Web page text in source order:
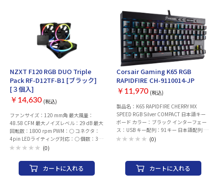
ットワーク 有線LAN：2.5 ギガビット LAN
ワイヤレス：非搭載 Bluetooth：非搭載
USBインターフェース リア ・USB Type-C
ポート ×1 ・USB3.0 Aポート ×3 ・
USB2.0 Aポート ×2 フロント(内部コネク
ヘッダー ×1 ・USB2.0 ヘッダー ×2 映像
出力(CPUグラフィック内蔵の場合) ・
DisplayPort ×1 ・HDMI ×1 オーディオ：
Realtek ALC897 7.1 チャンネル HD オーデ
ィオコーデック LED：Polychrome RGB 付
属品 ・ユーザーマニュアル/クイックスタ
ートガイド ・SATAケーブル ×2 ・WIFIア
ンテナ ×なし メーカー名：ASRock(アス
ロック) ※CPUによって拡張スロット動作
モード/メモリ仕様など異なる場合がござ
います。詳細につきましてはメーカーサポ
ートページをご確認ください。 ※CPUの
世代など、組み合わせによっては
BIOS/UEFIアップデートが必要になる場合
(11-inch), iPad Pro (12.9-inch 第2世代),
iPad Pro (10.5-inch), iPad Pro (12.9-inch),
iPad Pro (9.7-inch) ・Android機種はアプ
リ非対応 ・色がある場合、モニターの発
色の具合によって実際のものと色が異なる
場合があります。 Piconizer4各色・各容量
はこちら
NZXT F120 RGB DUO Triple
Pack RF-D12TF-B1 [ブラック]
[３個入]
￥14,630 (税込)
ファンサイズ：120 mm角 最大風量：
48.58 CFM 最大ノイズレベル：29 dB 最大
回転数：1800 rpm PWM：○ コネクタ：
4pin LEDライティング対応：○ 個数：3
個 幅x高さx厚さ：120x120x25 mm
(0)
カートに入れる
Corsair Gaming K65 RGB
RAPIDFIRE CH-9110014-JP
￥11,970 (税込)
製品名：K65 RAPIDFIRE CHERRY MX
SPEED RGB Silver COMPACT 日本語キー
ボード カラー：ブラック インターフェー
ス：USB キー配列：91キー 日本語配列 キ
ースイッチ：CHERRY MX SPEED RGB
1,000/500/250/125 Hz オンボードメモリ
ー：あり 同時押し対応キー数：Nキーロー
ルオーバー対応（アンチゴースト機能）
(0)
カートに入れる